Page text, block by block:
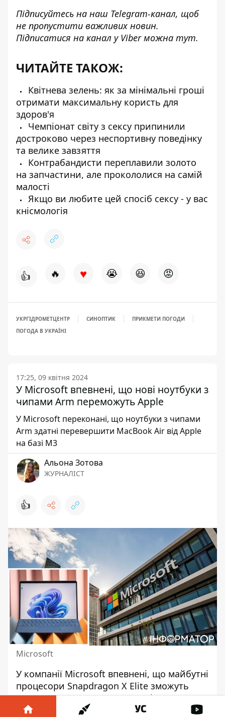
Підписуйтесь на наш Telegram-канал, щоб
не пропустити важливих новин.
Підписатися на канал у Viber можна тут.
ЧИТАЙТЕ ТАКОЖ:
Квітнева зелень: як за мінімальні гроші
отримати максимальну користь для
здоров'я
Чемпіонат світу з сексу припинили
достроково через неспортивну поведінку
та велике завзяття
Контрабандисти переплавили золото
на запчастини, але прокололися на самій
малості
Якщо ви любите цей спосіб сексу - у вас
кнісмологія
👍 🔥 ♥ 😭 😆 😡
УКРГІДРОМЕТЦЕНТР СИНОПТИК
ПРИКМЕТИ ПОГОДИ
ПОГОДА В УКРАЇНІ
17:25, 09 квітня 2024
У Microsoft впевнені, що нові ноутбуки з
чипами Arm переможуть Apple
У Microsoft переконані, що ноутбуки з чипами
Arm здатні перевершити MacBook Air від Apple
на базі M3
Альона Зотова
ЖУРНАЛІСТ
👍
Microsoft
У компанії Microsoft впевнені, що майбутні
процесори Snapdragon X Elite зможуть
запропонувати ту продуктивність, яку
компанія шукала для просування Windows